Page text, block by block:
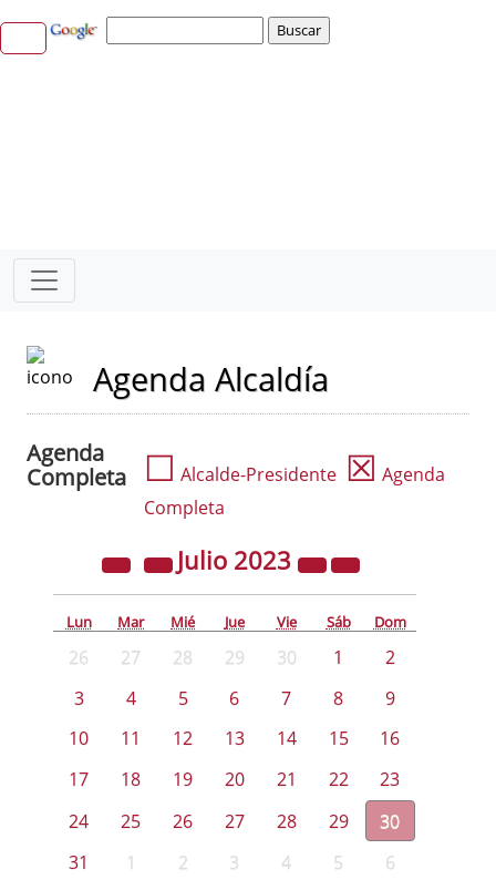
Agenda Alcaldía
Agenda
Completa
☐ Alcalde-Presidente ☒ Agenda
Completa
Julio 2023
Lun Mar Mié Jue Vie Sáb Dom
26 27 28 29 30 1
2
3
4 5 6 7 8
9
10
11 12 13 14 15
16
17
18 19 20 21 22
23
24
25 26 27 28 29
30
31
1 2 3 4 5 6